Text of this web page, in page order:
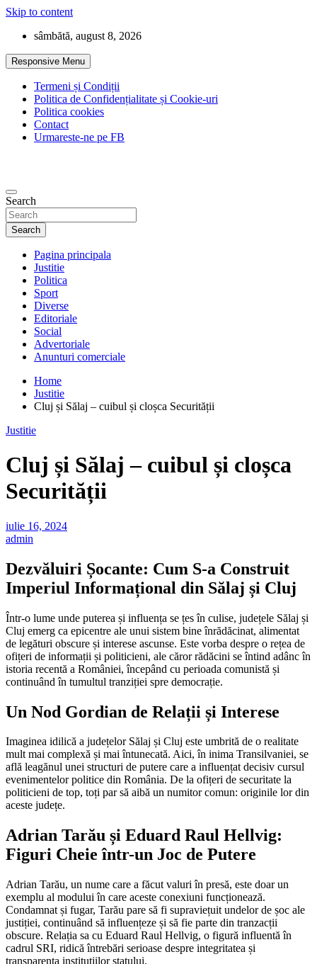
Skip to content
sâmbătă, august 8, 2026
Responsive Menu
Termeni și Condiții
Politica de Confidențialitate și Cookie-uri
Politica cookies
Contact
Urmareste-ne pe FB
Search
Search
Pagina principala
Justitie
Politica
Sport
Diverse
Editoriale
Social
Advertoriale
Anunturi comerciale
Home
Justitie
Cluj și Sălaj – cuibul și cloșca Securității
Justitie
Cluj și Sălaj – cuibul și cloșca
Securității
iulie 16, 2024
admin
Dezvăluiri Șocante: Cum S-a Construit
Imperiul Informațional din Sălaj și Cluj
Într-o lume unde puterea și influența se țes în culise, județele Sălaj și
Cluj emerg ca epicentre ale unui sistem bine înrădăcinat, alimentat
de legături obscure și interese ascunse. Este vorba despre o rețea de
ofițeri de informații și politicieni, ale căror rădăcini se întind adânc în
istoria recentă a României, începând cu perioada comunistă și
continuând în tumultul tranziției spre democrație.
Un Nod Gordian de Relații și Interese
Imaginea idilică a județelor Sălaj și Cluj este umbrită de o realitate
mult mai complexă și mai întunecată. Aici, în inima Transilvaniei, se
află leagănul unei structuri de putere care a influențat decisiv cursul
evenimentelor politice din România. De la ofițeri de securitate la
politicieni de top, toți par să aibă un numitor comun: originile lor din
aceste județe.
Adrian Tarău și Eduard Raul Hellvig:
Figuri Cheie într-un Joc de Putere
Adrian Tarău, un nume care a făcut valuri în presă, este doar un
exemplu al modului în care aceste conexiuni funcționează.
Condamnat și fugar, Tarău pare să fi supraviețuit undelor de șoc ale
justiției, continuând să influențeze și să fie parte din tranzacții
obscure. Relația sa cu Eduard Raul Hellvig, o figură influentă în
cadrul SRI, ridică întrebări serioase despre integritatea și
transparența instituțiilor statului.